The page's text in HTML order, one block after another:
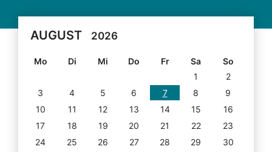
AUGUST 2026
Mo Di Mi Do Fr Sa
So
1
2
3
4 5 6 7 8
9
10
11 12 13 14 15
16
17
18 19 20 21 22
23
24
25 26 27 28 29
30